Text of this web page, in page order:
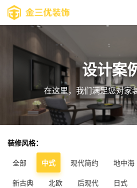
设计案
在这里，我们满足您对家
装修风格：
全部 中式 现代简约 地中海
新古典 北欧 后现代 日式